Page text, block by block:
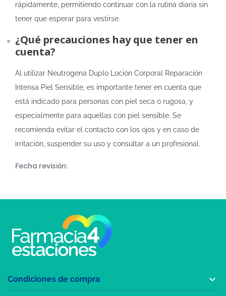
rápidamente, permitiendo continuar con la rutina diaria sin
tener que esperar para vestirse.
¿Qué precauciones hay que tener en
cuenta?
Al utilizar Neutrogena Duplo Loción Corporal Reparación
Intensa Piel Sensible, es importante tener en cuenta que
está indicado para personas con piel seca o rugosa, y
especialmente para aquellas con piel sensible. Se
recomienda evitar el contacto con los ojos y en caso de
irritación, suspender su uso y consultar a un profesional.
Fecha revisión:
Condiciones de compra 